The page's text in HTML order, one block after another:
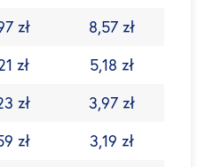
zł
8,57 zł
zł
5,18 zł
zł
3,97 zł
zł
3,19 zł